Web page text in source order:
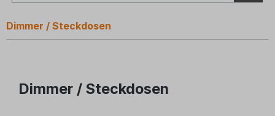
Dimmer / Steckdosen
Dimmer / Steckdosen